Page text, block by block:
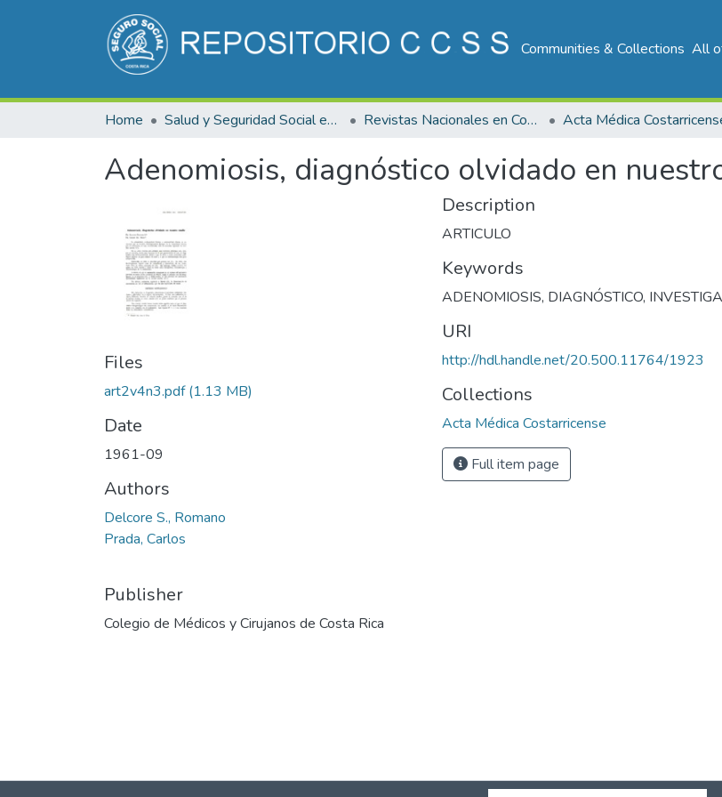
Communities & Collections All
Home Salud y Seguridad Social en Costa Rica Revistas Nacionales en Costa Rica Acta Médica
Adenomiosis, diagnóstico olvidado en
Files
art2v4n3.pdf(1.13 MB)
Date
1961-09
Authors
Delcore S., Romano
Prada, Carlos
Publisher
Colegio de Médicos y Cirujanos de Costa Rica
Description
ARTICULO
Keywords
ADENOMIOSIS, DIAGNÓSTICO,
URI
http://hdl.handle.net/20.500.11764/1923
Collections
Acta Médica Costarricense
Full item page